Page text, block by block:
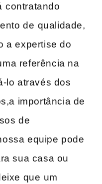
⁤contratando
de ⁢qualidade,
a expertise do
referência na​
lo através ‍dos
importância de
de
equipe pode
sua casa ou
que⁤ um⁤